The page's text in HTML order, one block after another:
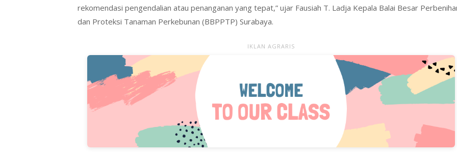
rekomendasi pengendalian atau penanganan yang tepat,” ujar Fausiah T. Ladja Kepala Balai Besar
dan Proteksi Tanaman Perkebunan (BBPPTP) Surabaya.
IKLAN AGRARIS